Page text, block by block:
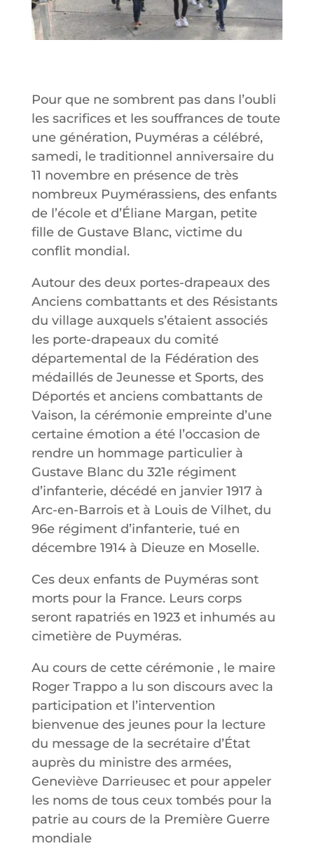
Pour que ne sombrent pas dans l’oubli
les sacrifices et les souffrances de toute
une génération, Puyméras a célébré,
samedi, le traditionnel anniversaire du
11 novembre en présence de très
nombreux Puymérassiens, des enfants
de l’école et d’Éliane Margan, petite
fille de Gustave Blanc, victime du
conflit mondial.
Autour des deux portes-drapeaux des
Anciens combattants et des Résistants
du village auxquels s’étaient associés
les porte-drapeaux du comité
départemental de la Fédération des
médaillés de Jeunesse et Sports, des
Déportés et anciens combattants de
Vaison, la cérémonie empreinte d’une
certaine émotion a été l’occasion de
rendre un hommage particulier à
Gustave Blanc du 321e régiment
d’infanterie, décédé en janvier 1917 à
Arc-en-Barrois et à Louis de Vilhet, du
96e régiment d’infanterie, tué en
décembre 1914 à Dieuze en Moselle.
Ces deux enfants de Puyméras sont
morts pour la France. Leurs corps
seront rapatriés en 1923 et inhumés au
cimetière de Puyméras.
Au cours de cette cérémonie , le maire
Roger Trappo a lu son discours avec la
participation et l’intervention
bienvenue des jeunes pour la lecture
du message de la secrétaire d’État
auprès du ministre des armées,
Geneviève Darrieusec et pour appeler
les noms de tous ceux tombés pour la
patrie au cours de la Première Guerre
mondiale